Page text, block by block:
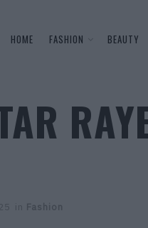
HOME FASHION BEAUTY
in Fashion